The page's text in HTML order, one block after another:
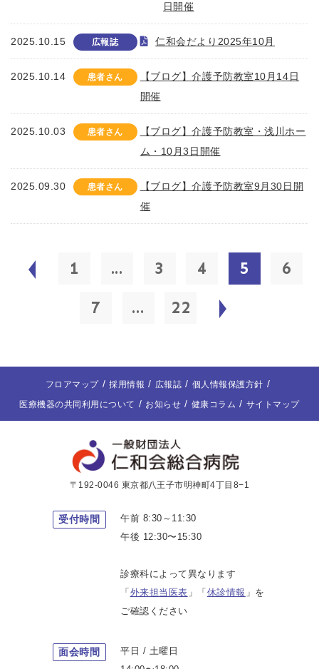
日開催
2025.10.15 広報誌 仁和会だより2025年10月
2025.10.14 患者さん
【ブログ】介護予防教室10月14日
開催
2025.10.03 患者さん
【ブログ】介護予防教室・浅川ホー
ム・10月3日開催
2025.09.30 患者さん
【ブログ】介護予防教室9月30日開
催
1 ... 3 4 5
6
7
... 22
フロアマップ 採用情報 広報誌
個人情報保護方針
医療機器の共同利用について
お知らせ 健康コラム サイトマップ
〒192-0046 東京都八王子市明神町4丁目8−1
受付時間
午前 8:30～11:30
午後 12:30〜15:30
診療科によって異なります
「 外来担当医表 」「 休診情報 」を
ご確認ください
面会時間
平日 / 土曜日